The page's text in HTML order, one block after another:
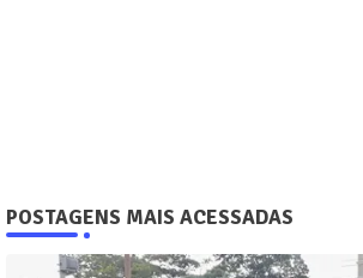
POSTAGENS MAIS ACESSADAS